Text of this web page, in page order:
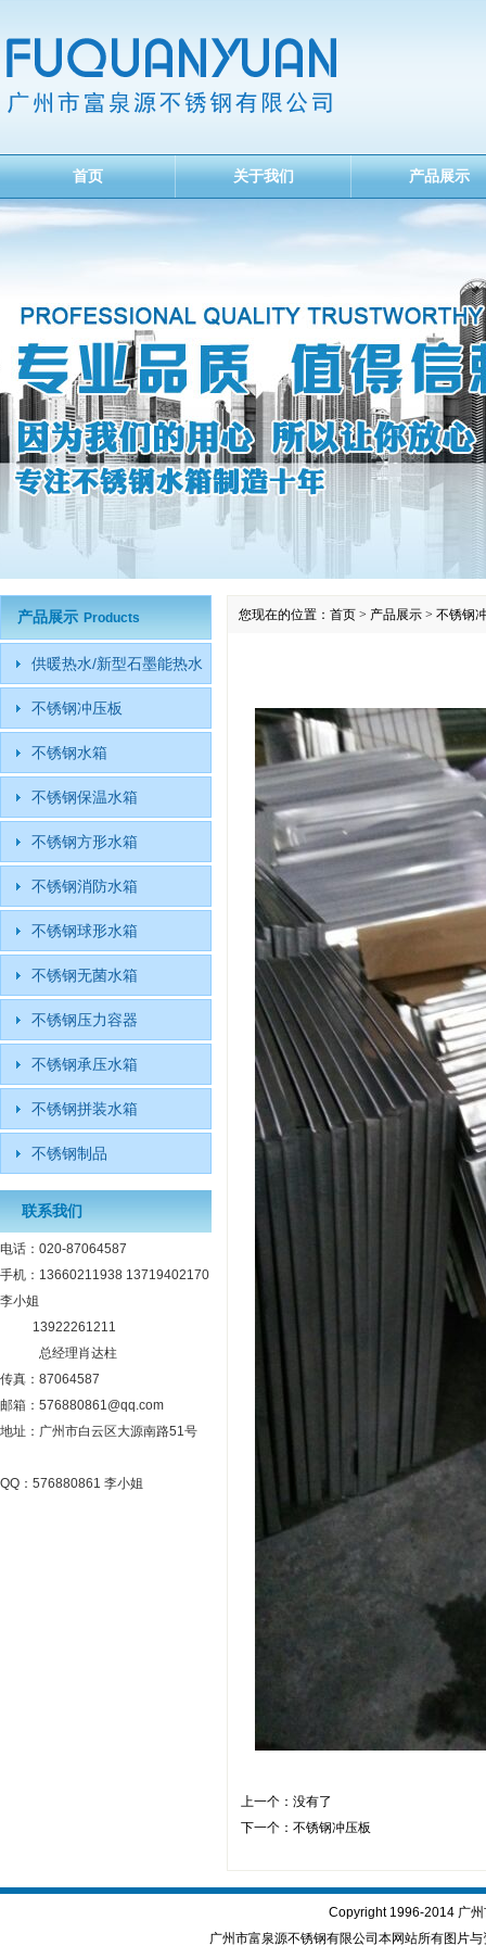
首页 关于我们 产品展示
您现在的位置： 首页 > 产品展示 > 不锈钢
上一个：没有了
下一个： 不锈钢冲压板
产品展示 Products
供暖热水/新型石墨能热水
不锈钢冲压板
不锈钢水箱
不锈钢保温水箱
不锈钢方形水箱
不锈钢消防水箱
不锈钢球形水箱
不锈钢无菌水箱
不锈钢压力容器
不锈钢承压水箱
不锈钢拼装水箱
不锈钢制品
联系我们
电话：020-87064587
手机：13660211938 13719402170
李小姐
13922261211
总经理肖达柱
传真：87064587
邮箱：576880861@qq.com
地址：广州市白云区大源南路51号
QQ：576880861 李小姐
Copyright 1996-2014 广
广州市富泉源不锈钢有限公司本网站所有图片